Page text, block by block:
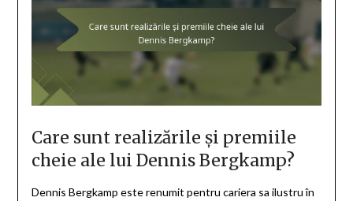
Care sunt realizările și premiile
cheie ale lui Dennis Bergkamp?
Dennis Bergkamp este renumit pentru cariera sa ilustru în